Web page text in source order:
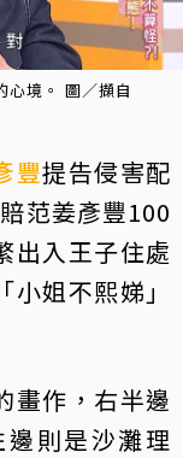
心境。 圖／擷自
豐提告侵害配
范姜彥豐100
出入王子住處
姐不熙娣」
畫作，右半邊
則是沙灘理